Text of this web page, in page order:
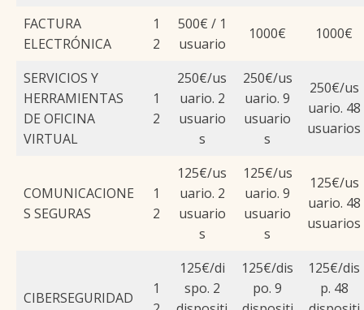
FACTURA
ELECTRÓNICA
1
2
500€ / 1
usuario
1000€ 1000€
SERVICIOS Y
HERRAMIENTAS
DE OFICINA
VIRTUAL
1
2
250€/us
uario. 2
usuario
s
250€/us
uario. 9
usuario
s
250€/us
uario. 48
usuarios
COMUNICACIONE
S SEGURAS
1
2
125€/us
uario. 2
usuario
s
125€/us
uario. 9
usuario
s
125€/us
uario. 48
usuarios
CIBERSEGURIDAD
1
125€/di
spo. 2
125€/dis
po. 9
125€/dis
p. 48